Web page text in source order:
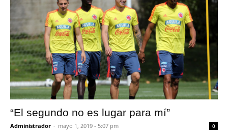
“El segundo no es lugar para mí”
Administrador - mayo 1, 2019 - 5:07 pm 0